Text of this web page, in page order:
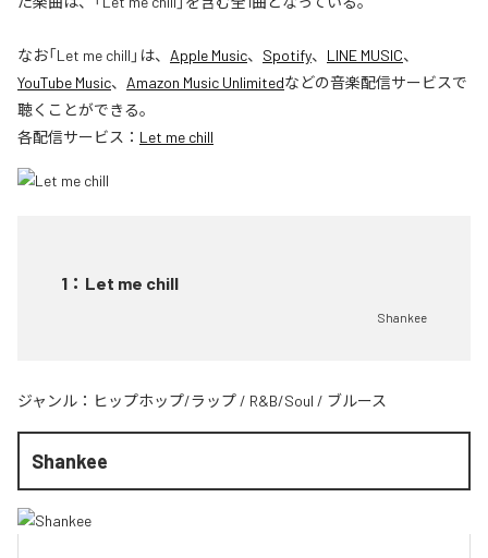
なお「Let me chill 」は、 Apple Music、 Spotify、 LINE MUSIC、
YouTube Music、 Amazon Music Unlimitedなどの音楽配信サービスで
聴くことができる。
各配信サービス： Let me chill
1 ： Let me chill
Shankee
ジャンル： ヒップホップ/ラップ / R&B/Soul / ブルース
Shankee